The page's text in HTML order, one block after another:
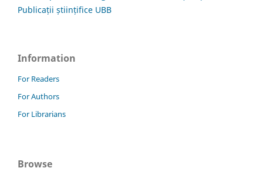
Publicații științifice UBB
Information
For Readers
For Authors
For Librarians
Browse